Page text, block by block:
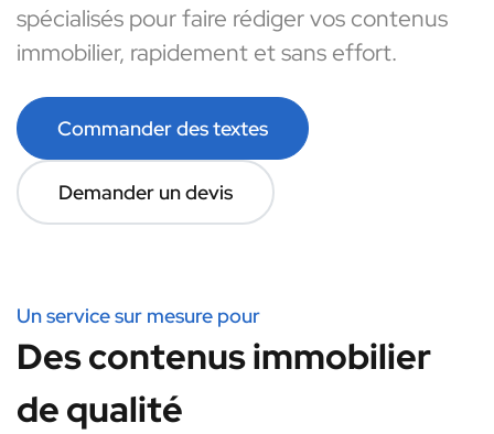
spécialisés pour faire rédiger vos contenus
immobilier, rapidement et sans effort.
Commander des textes
Demander un devis
Un service sur mesure pour
Des contenus immobilier
de qualité